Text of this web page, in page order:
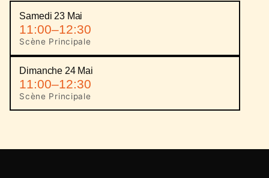
Samedi 23 Mai
11:00–12:30
Scène Principale
Dimanche 24 Mai
11:00–12:30
Scène Principale